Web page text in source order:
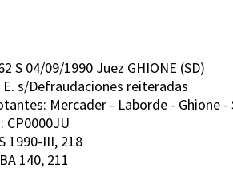
S 04/09/1990 Juez GHIONE (SD)
E. s/Defraudaciones reiteradas
Mercader - Laborde - Ghione
CP0000JU
1990-III, 218
140, 211